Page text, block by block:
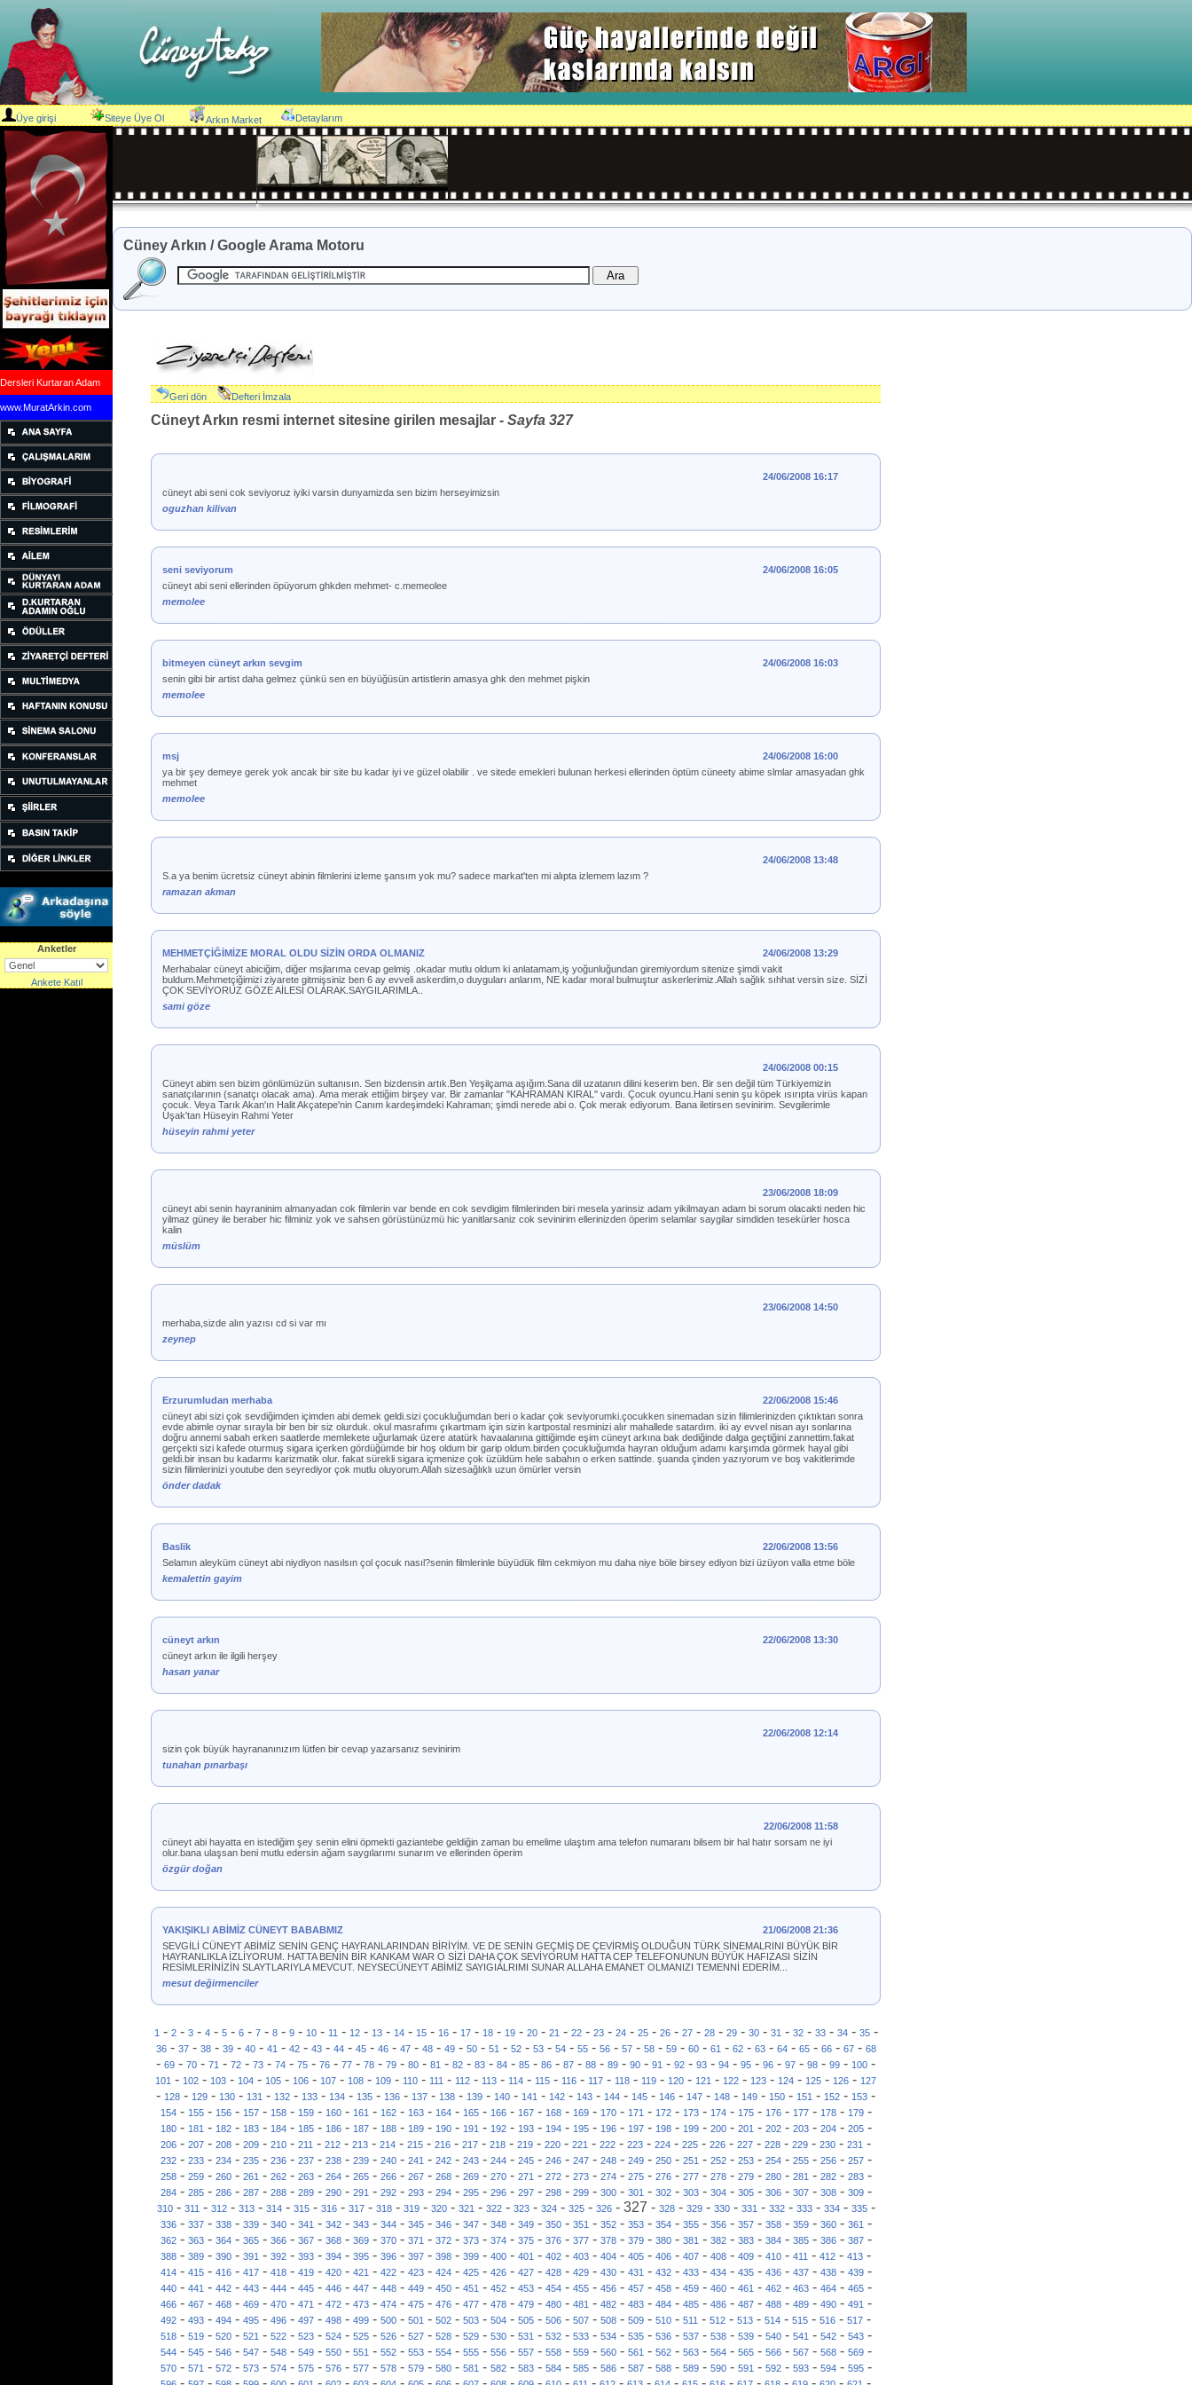
Üye girişi Siteye Üye Ol Arkın Market Detaylarım
Dersleri Kurtaran Adam
www.MuratArkin.com
Anketler
Ankete Katıl
Cüney Arkın / Google Arama Motoru
Geri dön Defteri İmzala
Cüneyt Arkın resmi internet sitesine girilen mesajlar - Sayfa 327
24/06/2008 16:17
cüneyt abi seni cok seviyoruz iyiki varsin dunyamizda sen bizim herseyimizsin
oguzhan kilivan
seni seviyorum
24/06/2008 16:05
cüneyt abi seni ellerinden öpüyorum ghkden mehmet- c.memeolee
memolee
bitmeyen cüneyt arkın sevgim
24/06/2008 16:03
senin gibi bir artist daha gelmez çünkü sen en büyüğüsün artistlerin amasya ghk den mehmet pişkin
memolee
msj
24/06/2008 16:00
ya bir şey demeye gerek yok ancak bir site bu kadar iyi ve güzel olabilir . ve sitede emekleri bulunan herkesi ellerinden öptüm cüneety abime slmlar amasyadan ghk
mehmet
memolee
24/06/2008 13:48
S.a ya benim ücretsiz cüneyt abinin filmlerini izleme şansım yok mu? sadece markat'ten mi alıpta izlemem lazım ?
ramazan akman
MEHMETÇİĞİMİZE MORAL OLDU SİZİN ORDA OLMANIZ
24/06/2008 13:29
Merhabalar cüneyt abiciğim, diğer msjlarıma cevap gelmiş .okadar mutlu oldum ki anlatamam,iş yoğunluğundan giremiyordum sitenize şimdi vakit
buldum.Mehmetçiğimizi ziyarete gitmişsiniz ben 6 ay evveli askerdim,o duyguları anlarım, NE kadar moral bulmuştur askerlerimiz.Allah sağlık sıhhat versin size. SİZİ
ÇOK SEVİYORUZ GÖZE AİLESİ OLARAK.SAYGILARIMLA..
sami göze
24/06/2008 00:15
Cüneyt abim sen bizim gönlümüzün sultanısın. Sen bizdensin artık.Ben Yeşilçama aşığım.Sana dil uzatanın dilini keserim ben. Bir sen değil tüm Türkiyemizin
sanatçılarının (sanatçı olacak ama). Ama merak ettiğim birşey var. Bir zamanlar "KAHRAMAN KIRAL" vardı. Çocuk oyuncu.Hani senin şu köpek ısırıpta virüs kapan
çocuk. Veya Tarık Akan'ın Halit Akçatepe'nin Canım kardeşimdeki Kahraman; şimdi nerede abi o. Çok merak ediyorum. Bana iletirsen sevinirim. Sevgilerimle
Uşak'tan Hüseyin Rahmi Yeter
hüseyin rahmi yeter
23/06/2008 18:09
cüneyt abi senin hayraninim almanyadan cok filmlerin var bende en cok sevdigim filmlerinden biri mesela yarinsiz adam yikilmayan adam bi sorum olacakti neden hic
yilmaz güney ile beraber hic filminiz yok ve sahsen görüstünüzmü hic yanitlarsaniz cok sevinirim ellerinizden öperim selamlar saygilar simdiden tesekürler hosca
kalin
müslüm
23/06/2008 14:50
merhaba,sizde alın yazısı cd si var mı
zeynep
Erzurumludan merhaba
22/06/2008 15:46
cüneyt abi sizi çok sevdiğimden içimden abi demek geldi.sizi çocukluğumdan beri o kadar çok seviyorumki.çocukken sinemadan sizin filimlerinizden çıktıktan sonra
evde abimle oynar sırayla bir ben bir siz olurduk. okul masrafımı çıkartmam için sizin kartpostal resminizi alır mahallede satardım. iki ay evvel nisan ayı sonlarına
doğru annemi sabah erken saatlerde memlekete uğurlamak üzere atatürk havaalanına gittiğimde eşim cüneyt arkına bak dediğinde dalga geçtiğini zannettim.fakat
gerçekti sizi kafede oturmuş sigara içerken gördüğümde bir hoş oldum bir garip oldum.birden çocukluğumda hayran olduğum adamı karşımda görmek hayal gibi
geldi.bir insan bu kadarmı karizmatik olur. fakat sürekli sigara içmenize çok üzüldüm hele sabahın o erken sattinde. şuanda çinden yazıyorum ve boş vakitlerimde
sizin filimlerinizi youtube den seyrediyor çok mutlu oluyorum.Allah sizesağlıklı uzun ömürler versin
önder dadak
Baslik
22/06/2008 13:56
Selamın aleyküm cüneyt abi niydiyon nasılsın çol çocuk nasıl?senin filmlerinle büyüdük film cekmiyon mu daha niye böle birsey ediyon bizi üzüyon valla etme böle
kemalettin gayim
cüneyt arkın
22/06/2008 13:30
cüneyt arkın ile ilgili herşey
hasan yanar
22/06/2008 12:14
sizin çok büyük hayrananınızım lütfen bir cevap yazarsanız sevinirim
tunahan pınarbaşı
22/06/2008 11:58
cüneyt abi hayatta en istediğim şey senin elini öpmekti gaziantebe geldiğin zaman bu emelime ulaştım ama telefon numaranı bilsem bir hal hatır sorsam ne iyi
olur.bana ulaşsan beni mutlu edersin ağam saygılarımı sunarım ve ellerinden öperim
özgür doğan
YAKIŞIKLI ABİMİZ CÜNEYT BABABMIZ
21/06/2008 21:36
SEVGİLİ CÜNEYT ABİMİZ SENİN GENÇ HAYRANLARINDAN BİRİYİM. VE DE SENİN GEÇMİŞ DE ÇEVİRMİŞ OLDUĞUN TÜRK SİNEMALRINI BÜYÜK BİR
HAYRANLIKLA İZLİYORUM. HATTA BENİN BİR KANKAM WAR O SİZİ DAHA ÇOK SEVİYORUM HATTA CEP TELEFONUNUN BÜYÜK HAFIZASI SİZİN
RESİMLERİNİZİN SLAYTLARIYLA MEVCUT. NEYSECÜNEYT ABİMİZ SAYIGIALRIMI SUNAR ALLAHA EMANET OLMANIZI TEMENNİ EDERİM...
mesut değirmenciler
1- 2- 3- 4- 5- 6- 7- 8- 9- 10- 11- 12- 13- 14- 15- 16- 17- 18- 19- 20- 21- 22- 23- 24- 25- 26- 27- 28- 29- 30- 31- 32- 33- 34- 35-
36- 37- 38- 39- 40- 41- 42- 43- 44- 45- 46- 47- 48- 49- 50- 51- 52- 53- 54- 55- 56- 57- 58- 59- 60- 61- 62- 63- 64- 65- 66- 67- 68
- 69 - 70 - 71 - 72 - 73 - 74 - 75 - 76 - 77 - 78 - 79 - 80 - 81 - 82 - 83 - 84 - 85 - 86 - 87 - 88 - 89 - 90 - 91 - 92 - 93 - 94 - 95 - 96 - 97 - 98 - 99 - 100 -
101 - 102 - 103 - 104 - 105 - 106 - 107 - 108 - 109 - 110 - 111 - 112 - 113 - 114 - 115 - 116 - 117 - 118 - 119 - 120 - 121 - 122 - 123 - 124 - 125 - 126 - 127
- 128 - 129 - 130 - 131 - 132 - 133 - 134 - 135 - 136 - 137 - 138 - 139 - 140 - 141 - 142 - 143 - 144 - 145 - 146 - 147 - 148 - 149 - 150 - 151 - 152 - 153 -
154- 155- 156- 157- 158- 159- 160- 161- 162- 163- 164- 165- 166- 167- 168- 169- 170- 171- 172- 173- 174- 175- 176- 177- 178- 179-
180- 181- 182- 183- 184- 185- 186- 187- 188- 189- 190- 191- 192- 193- 194- 195- 196- 197- 198- 199- 200- 201- 202- 203- 204- 205-
206 - 207 - 208 - 209 - 210 - 211 - 212 - 213 - 214 - 215 - 216 - 217 - 218 - 219 - 220 - 221 - 222 - 223 - 224 - 225 - 226 - 227 - 228 - 229 - 230 - 231 -
232- 233- 234- 235- 236- 237- 238- 239- 240- 241- 242- 243- 244- 245- 246- 247- 248- 249- 250- 251- 252- 253- 254- 255- 256- 257-
258- 259- 260- 261- 262- 263- 264- 265- 266- 267- 268- 269- 270- 271- 272- 273- 274- 275- 276- 277- 278- 279- 280- 281- 282- 283-
284- 285- 286- 287- 288- 289- 290- 291- 292- 293- 294- 295- 296- 297- 298- 299- 300- 301- 302- 303- 304- 305- 306- 307- 308- 309-
310- 311- 312- 313- 314- 315- 316- 317- 318- 319- 320- 321- 322- 323- 324- 325- 326- 327 - 328- 329- 330- 331- 332- 333- 334- 335-
336- 337- 338- 339- 340- 341- 342- 343- 344- 345- 346- 347- 348- 349- 350- 351- 352- 353- 354- 355- 356- 357- 358- 359- 360- 361-
362- 363- 364- 365- 366- 367- 368- 369- 370- 371- 372- 373- 374- 375- 376- 377- 378- 379- 380- 381- 382- 383- 384- 385- 386- 387-
388 - 389 - 390 - 391 - 392 - 393 - 394 - 395 - 396 - 397 - 398 - 399 - 400 - 401 - 402 - 403 - 404 - 405 - 406 - 407 - 408 - 409 - 410 - 411 - 412 - 413 -
414- 415- 416- 417- 418- 419- 420- 421- 422- 423- 424- 425- 426- 427- 428- 429- 430- 431- 432- 433- 434- 435- 436- 437- 438- 439-
440- 441- 442- 443- 444- 445- 446- 447- 448- 449- 450- 451- 452- 453- 454- 455- 456- 457- 458- 459- 460- 461- 462- 463- 464- 465-
466- 467- 468- 469- 470- 471- 472- 473- 474- 475- 476- 477- 478- 479- 480- 481- 482- 483- 484- 485- 486- 487- 488- 489- 490- 491-
492 - 493 - 494 - 495 - 496 - 497 - 498 - 499 - 500 - 501 - 502 - 503 - 504 - 505 - 506 - 507 - 508 - 509 - 510 - 511 - 512 - 513 - 514 - 515 - 516 - 517 -
518- 519- 520- 521- 522- 523- 524- 525- 526- 527- 528- 529- 530- 531- 532- 533- 534- 535- 536- 537- 538- 539- 540- 541- 542- 543-
544- 545- 546- 547- 548- 549- 550- 551- 552- 553- 554- 555- 556- 557- 558- 559- 560- 561- 562- 563- 564- 565- 566- 567- 568- 569-
570- 571- 572- 573- 574- 575- 576- 577- 578- 579- 580- 581- 582- 583- 584- 585- 586- 587- 588- 589- 590- 591- 592- 593- 594- 595-